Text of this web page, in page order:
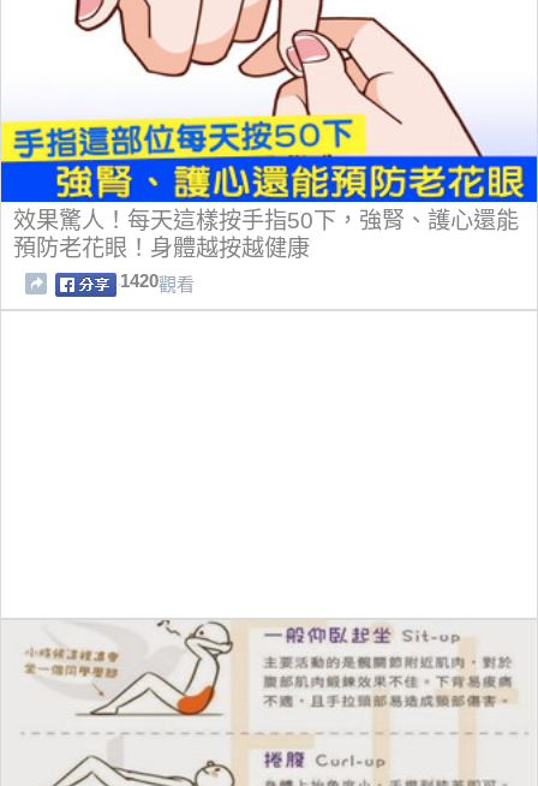
效果驚人！每天這樣按手指50下，強腎、護心還能
預防老花眼！身體越按越健康
1420觀看